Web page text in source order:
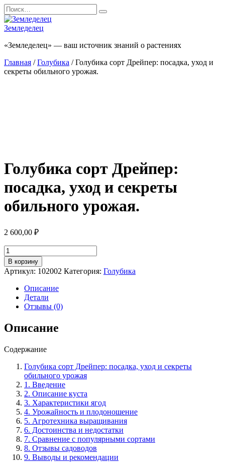
Перейти
к
содержанию
Search
for:
Земледелец
«Земледелец» — ваш источник знаний о растениях
Главная /Голубика / Голубика сорт Дрейпер: посадка, уход и
секреты обильного урожая.
Голубика сорт Дрейпер:
посадка, уход и секреты
обильного урожая.
2 600,00 ₽
Количество
товара
Голубика
сорт
Дрейпер:
посадка,
уход
секреты
обильного
В корзину
Артикул: 102002 Категория: Голубика
Описание
Детали
Отзывы (0)
Описание
Содержание
Голубика сорт Дрейпер: посадка, уход и секреты
обильного урожая
1. Введение
2. Описание куста
3. Характеристики ягод
4. Урожайность и плодоношение
5. Агротехника выращивания
6. Достоинства и недостатки
7. Сравнение с популярными сортами
8. Отзывы садоводов
9. Выводы и рекомендации